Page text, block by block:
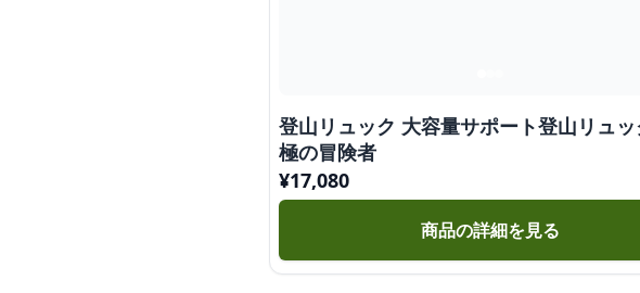
登山リュック 大容量サポート登山リュ
極の冒険者
¥17,080
商品の詳細を見る